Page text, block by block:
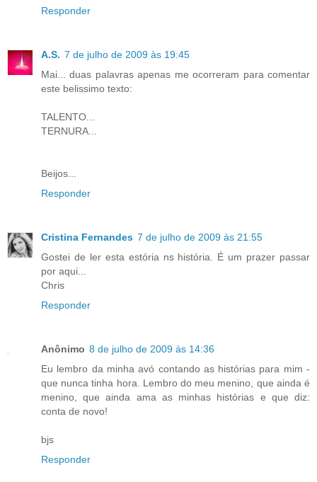
Responder
A.S. 7 de julho de 2009 às 19:45
Mai... duas palavras apenas me ocorreram para comentar
este belissimo texto:
TALENTO...
TERNURA...
Beijos...
Responder
Cristina Fernandes 7 de julho de 2009 às 21:55
Gostei de ler esta estória ns história. É um prazer passar
por aqui...
Chris
Responder
Anônimo 8 de julho de 2009 às 14:36
Eu lembro da minha avó contando as histórias para mim -
que nunca tinha hora. Lembro do meu menino, que ainda é
menino, que ainda ama as minhas histórias e que diz:
conta de novo!
bjs
Responder